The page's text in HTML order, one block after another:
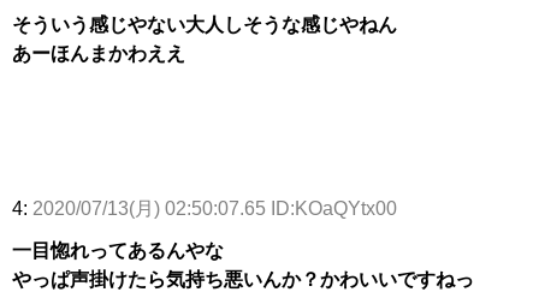
そういう感じやない大人しそうな感じやねん
あーほんまかわええ
4: 2020/07/13(月) 02:50:07.65 ID:KOaQYtx00
一目惚れってあるんやな
やっぱ声掛けたら気持ち悪いんか？かわいいですねっ